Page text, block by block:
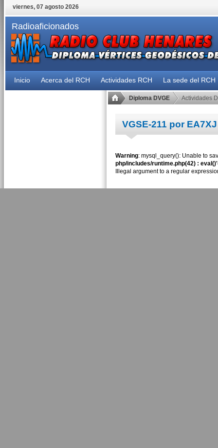
viernes, 07 agosto 2026
Radioaficionados
Inicio Acerca del RCH Actividades RCH La sede del RCH
Diploma DVGE Actividades
VGSE-211 por EA7XJ
Warning: mysql_query(): Unable to
php/includes/runtime.php(42) :
Illegal argument to a regular